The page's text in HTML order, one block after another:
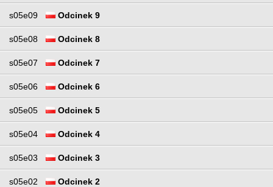
s05e09 Odcinek 9
s05e08 Odcinek 8
s05e07 Odcinek 7
s05e06 Odcinek 6
s05e05 Odcinek 5
s05e04 Odcinek 4
s05e03 Odcinek 3
s05e02 Odcinek 2